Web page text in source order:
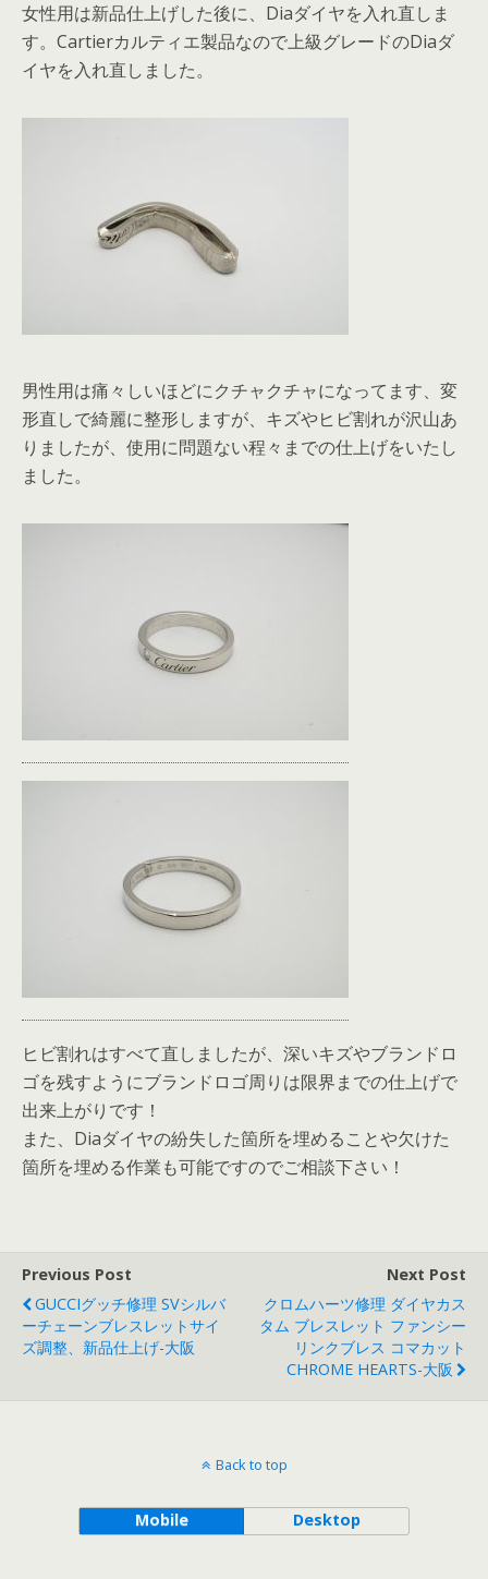
女性用は新品仕上げした後に、Diaダイヤを入れ直しま
す。Cartierカルティエ製品なので上級グレードのDiaダ
イヤを入れ直しました。
男性用は痛々しいほどにクチャクチャになってます、変
形直しで綺麗に整形しますが、キズやヒビ割れが沢山あ
りましたが、使用に問題ない程々までの仕上げをいたし
ました。
ヒビ割れはすべて直しましたが、深いキズやブランドロ
ゴを残すようにブランドロゴ周りは限界までの仕上げで
出来上がりです！
また、Diaダイヤの紛失した箇所を埋めることや欠けた
箇所を埋める作業も可能ですのでご相談下さい！
Previous Post
GUCCIグッチ修理 SVシルバ
ーチェーンブレスレットサイ
ズ調整、新品仕上げ-大阪
Next Post
クロムハーツ修理 ダイヤカス
タム ブレスレット ファンシー
リンクブレス コマカット
CHROME HEARTS-大阪
Back to top
Mobile Desktop